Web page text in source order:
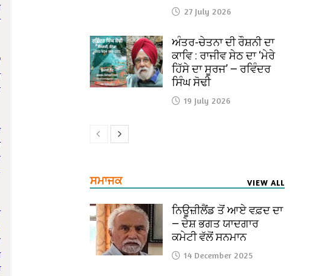
27 July 2026
ਅੰਤਰ-ਚੇਤਨਾ ਦੀ ਰੌਸ਼ਨੀ ਦਾ
ਕਾਵਿ : ਰਾਜੀਵ ਸੇਠ ਦਾ ‘ਮੇਰੇ
ਹਿੱਸੇ ਦਾ ਸੂਰਜ’ — ਰਵਿੰਦਰ
ਸਿੰਘ ਸੋਢੀ
19 July 2026
ਸਮਾਜਕ VIEW ALL
ਨਿਊਜ਼ੀਲੈਂਡ ਤੋਂ ਆਏ ਵਫ਼ਦ ਦਾ
— ਦੇਸ਼ ਭਗਤ ਯਾਦਗਾਰ
ਕਮੇਟੀ ਵੱਲੋਂ ਸਨਮਾਨ
14 December 2025